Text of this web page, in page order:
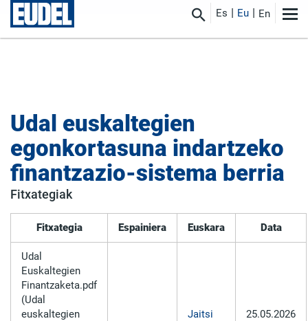
Es Eu En
Udal euskaltegien
egonkortasuna indartzeko
finantzazio-sistema berria
Fitxategiak
Fitxategia Espainiera Euskara Data
Udal
Euskaltegien
Finantzaketa.pdf
(Udal
euskaltegien
Jaitsi 25.05.2026